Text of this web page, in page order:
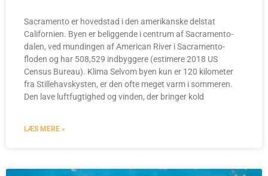
Sacramento er hovedstad i den amerikanske delstat
Californien. Byen er beliggende i centrum af Sacramento-
dalen, ved mundingen af American River i Sacramento-
floden og har 508,529 indbyggere (estimere 2018 US
Census Bureau). Klima Selvom byen kun er 120 kilometer
fra Stillehavskysten, er den ofte meget varm i sommeren.
Den lave luftfugtighed og vinden, der bringer kold
LÆS MERE »